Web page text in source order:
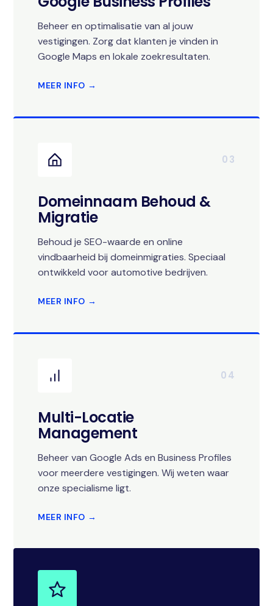
Beheer en optimalisatie van al jouw
vestigingen. Zorg dat klanten je vinden in
Google Maps en lokale zoekresultaten.
MEER INFO →
03
Domeinnaam Behoud &
Migratie
Behoud je SEO-waarde en online
vindbaarheid bij domeinmigraties. Speciaal
ontwikkeld voor automotive bedrijven.
MEER INFO →
04
Multi-Locatie
Management
Beheer van Google Ads en Business Profiles
voor meerdere vestigingen. Wij weten waar
onze specialisme ligt.
MEER INFO →